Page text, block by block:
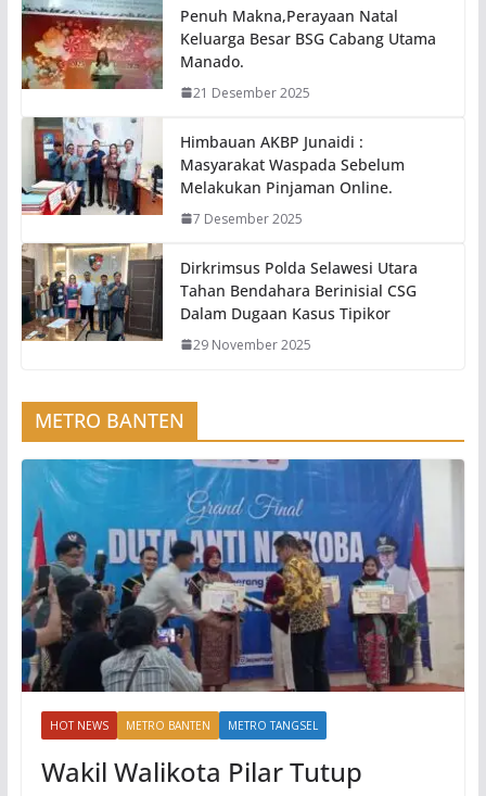
Penuh Makna,Perayaan Natal
Keluarga Besar BSG Cabang Utama
Manado.
21 Desember 2025
Himbauan AKBP Junaidi :
Masyarakat Waspada Sebelum
Melakukan Pinjaman Online.
7 Desember 2025
Dirkrimsus Polda Selawesi Utara
Tahan Bendahara Berinisial CSG
Dalam Dugaan Kasus Tipikor
29 November 2025
METRO BANTEN
HOT NEWS METRO BANTEN METRO TANGSEL
Wakil Walikota Pilar Tutup